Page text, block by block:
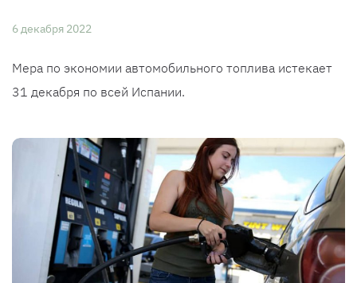
6 декабря 2022
Мера по экономии автомобильного топлива истекает
31 декабря по всей Испании.